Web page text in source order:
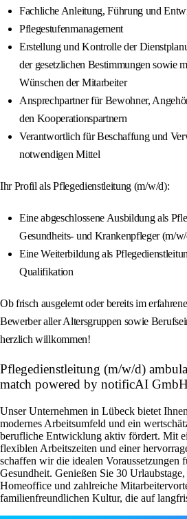
Fachliche Anleitung, Führung und
Pflegestufenmanagement
Erstellung und Kontrolle der
der gesetzlichen Bestimmungen sowie
Wünschen der Mitarbeiter
Ansprechpartner für Bewohner,
den Kooperationspartnern
Verantwortlich für Beschaffung und
notwendigen Mittel
Ihr Profil als Pflegedienstleitung (m/w/d):
Eine abgeschlossene Ausbildung als
Gesundheits- und Krankenpfleger (m/
Eine Weiterbildung als
Qualifikation
Ob frisch ausgelernt oder bereits im
Bewerber aller Altersgruppen sowie
herzlich willkommen!
Pflegedienstleitung (m/w/d)
match powered by notificAI GmbH
Unser Unternehmen in Lübeck bietet
modernes Arbeitsumfeld und ein
berufliche Entwicklung aktiv fördert. Mit
flexiblen Arbeitszeiten und einer
schaffen wir die idealen Voraussetzungen
Gesundheit. Genießen Sie 30
Homeoffice und zahlreiche
familienfreundlichen Kultur, die auf